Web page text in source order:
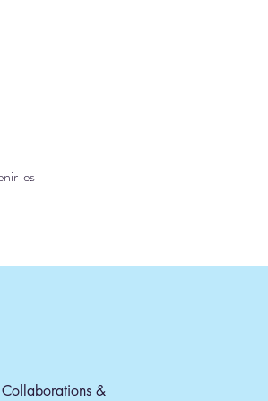
les
Collaborations &